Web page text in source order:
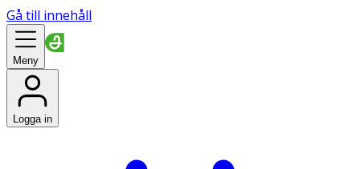
Gå till innehåll
Meny
Logga in